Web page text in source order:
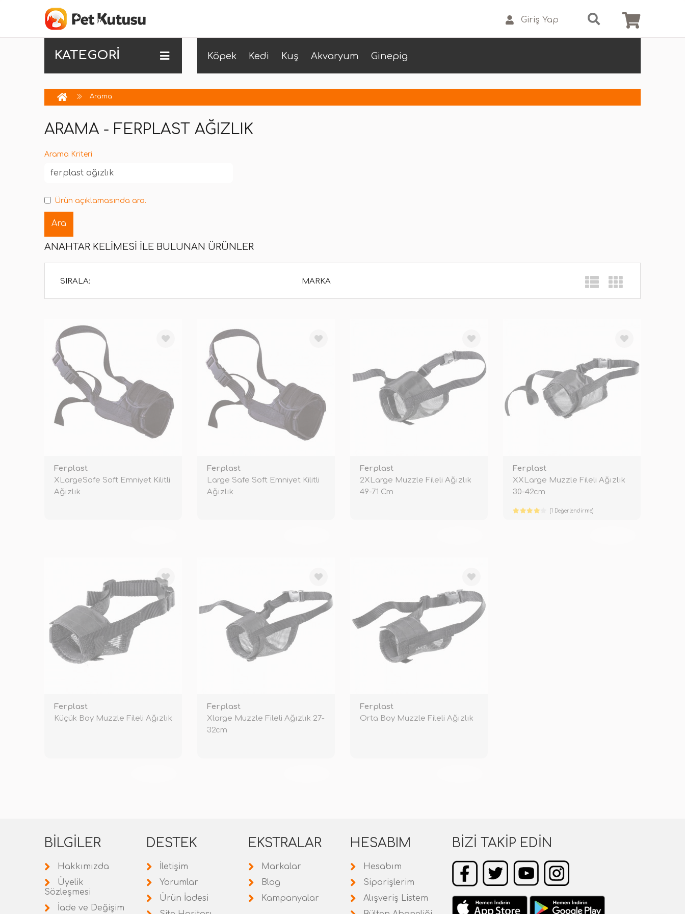
Giriş Yap
KATEGORİ Köpek Kedi Kuş Akvaryum Ginepig
Arama
ARAMA - FERPLAST AĞIZLIK
Arama Kriteri
Ürün açıklamasında ara.
ANAHTAR KELIMESI ILE BULUNAN ÜRÜNLER
SIRALA: MARKA
Ferplast
XLargeSafe Soft Emniyet Kilitli
Ağızlık
Ferplast
Large Safe Soft Emniyet Kilitli
Ağızlık
Ferplast
2XLarge Muzzle Fileli Ağızlık
49-71 Cm
Ferplast
XXLarge Muzzle Fileli Ağızlık
30-42cm
(1 Değerlendirme)
Ferplast
Küçük Boy Muzzle Fileli Ağızlık
Ferplast
Xlarge Muzzle Fileli Ağızlık 27-
32cm
Ferplast
Orta Boy Muzzle Fileli Ağızlık
BILGILER
Hakkımızda
Üyelik
Sözleşmesi
İade ve Değişim
DESTEK
İletişim
Yorumlar
Ürün İadesi
EKSTRALAR
Markalar
Blog
Kampanyalar
HESABIM
Hesabım
Siparişlerim
Alışveriş Listem
BIZI TAKIP EDIN